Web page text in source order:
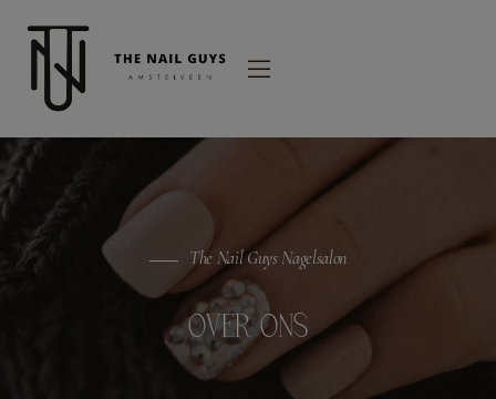
The Nail Guys Nagelsalon
OVER ONS